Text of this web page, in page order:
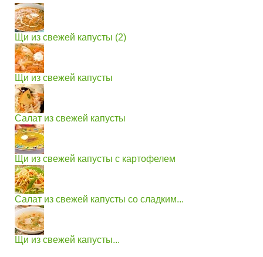
Щи из свежей капусты (2)
Щи из свежей капусты
Салат из свежей капусты
Щи из свежей капусты с картофелем
Салат из свежей капусты со сладким...
Щи из свежей капусты...